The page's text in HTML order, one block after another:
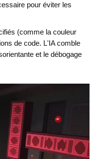
pour éviter les
(comme la couleur
de code. L'IA comble
et le débogage